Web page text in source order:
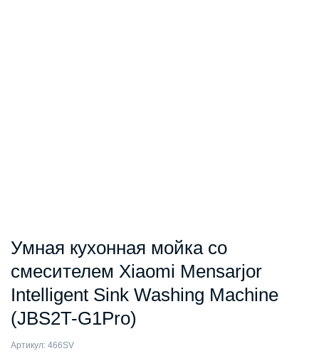
Умная кухонная мойка со
смесителем Xiaomi Mensarjor
Intelligent Sink Washing Machine
(JBS2T-G1Pro)
Артикул: 466SV